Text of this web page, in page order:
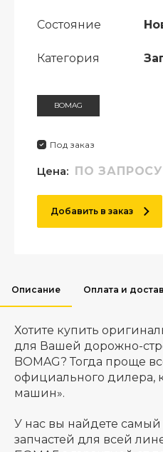
Состояние
Категория
BOMAG
Под заказ
Цена: ПО ЗАПРОСУ
Добавить в заказ
Описание Оплата и
Хотите купить
для Вашей дорожно-
BOMAG? Тогда проще
официального дилера,
машин».
У нас вы найдете
запчастей для всей